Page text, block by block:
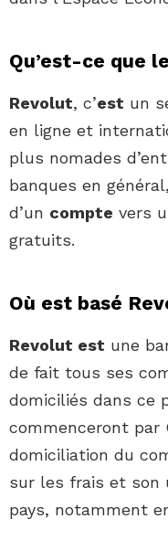
Qu’est-ce que
Revolut, c’est un
en ligne et
plus nomades
banques en
d’un compte vers
gratuits.
Où est basé
Revolut est une
de fait tous ses
domiciliés dans ce
commenceront par
domiciliation du
sur les frais et son
pays, notamment